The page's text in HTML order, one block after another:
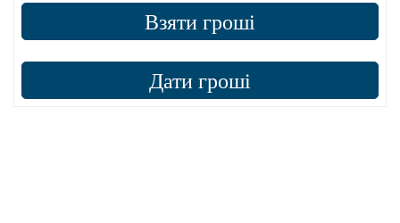
Взяти гроші
Дати гроші